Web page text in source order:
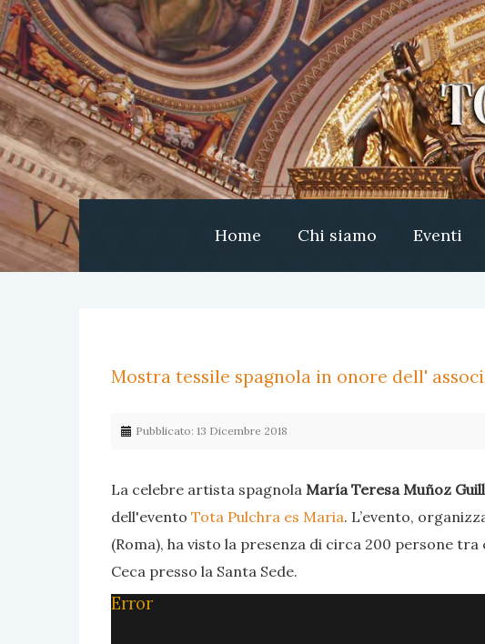
Home Chi siamo Eventi
Mostra tessile spagnola in onore dell'
Pubblicato: 13 Dicembre 2018
La celebre artista spagnola María Teresa Muñoz
dell'evento Tota Pulchra es Maria. L’evento,
(Roma), ha visto la presenza di circa 200 persone
Ceca presso la Santa Sede.
Error